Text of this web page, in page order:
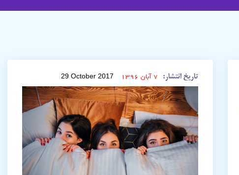
تاریخ انتشار: ۷ آبان ۱۳۹۶ 29 October 2017